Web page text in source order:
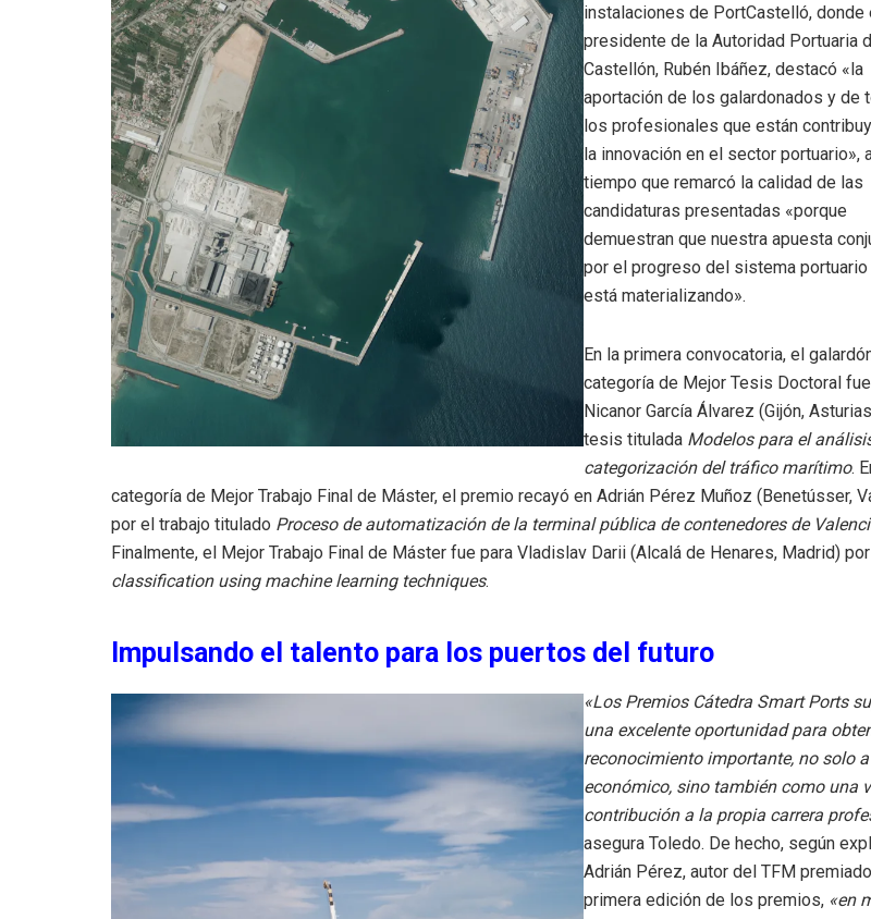
instalaciones de PortCastelló, donde
presidente de la Autoridad Portuaria
Castellón, Rubén Ibáñez, destacó «la
aportación de los galardonados y de
los profesionales que están
la innovación en el sector portuario»,
tiempo que remarcó la calidad de las
candidaturas presentadas «porque
demuestran que nuestra apuesta
por el progreso del sistema portuario
está materializando».
En la primera convocatoria, el
categoría de Mejor Tesis Doctoral
Nicanor García Álvarez (Gijón,
tesis titulada Modelos para el
categorización del tráfico marítimo.
categoría de Mejor Trabajo Final de Máster, el premio recayó en Adrián Pérez Muñoz (Benetússer,
por el trabajo titulado Proceso de automatización de la terminal pública de contenedores de
Finalmente, el Mejor Trabajo Final de Máster fue para Vladislav Darii (Alcalá de Henares, Madrid) por
classification using machine learning techniques.
Impulsando el talento para los puertos del futuro
«Los Premios Cátedra Smart Ports
una excelente oportunidad para
reconocimiento importante, no solo
económico, sino también como una
contribución a la propia carrera
asegura Toledo. De hecho, según
Adrián Pérez, autor del TFM
primera edición de los premios, «en